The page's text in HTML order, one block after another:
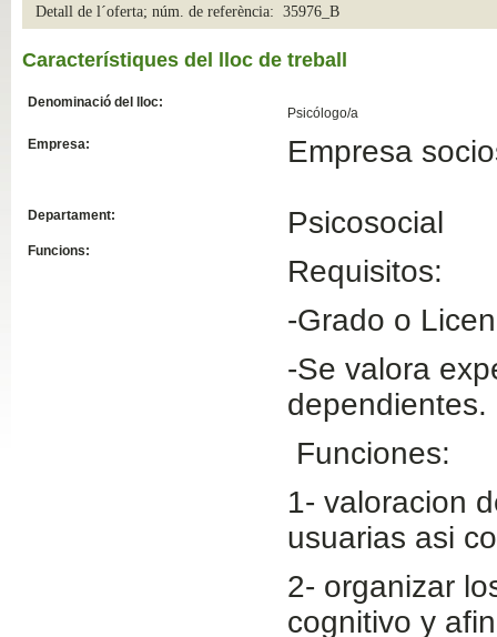
Detall de l´oferta; núm. de referència: 35976_B
Característiques del lloc de treball
Denominació del lloc:
Psicólogo/a
Empresa:
Empresa
Departament: Psicosocial
Funcions:
Requisitos:
-Grado o
-Se valora
dependientes.
Funciones:
1- valoracion
usuarias asi
2- organizar
cognitivo y